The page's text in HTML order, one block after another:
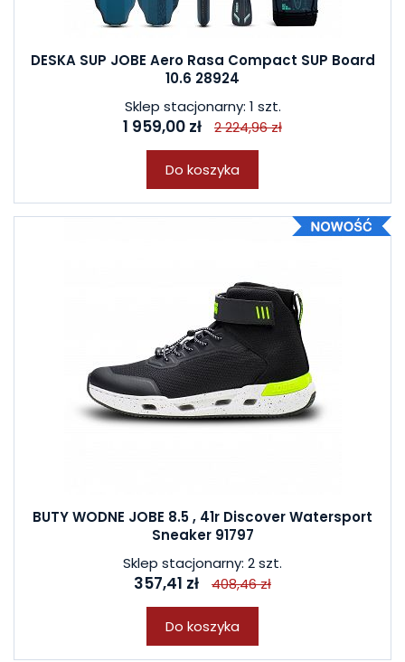
DESKA SUP JOBE Aero Rasa Compact SUP Board
10.6 28924
Sklep stacjonarny: 1 szt.
1 959,00 zł 2 224,96 zł
Do koszyka
BUTY WODNE JOBE 8.5 , 41r Discover Watersport
Sneaker 91797
Sklep stacjonarny: 2 szt.
357,41 zł 408,46 zł
Do koszyka